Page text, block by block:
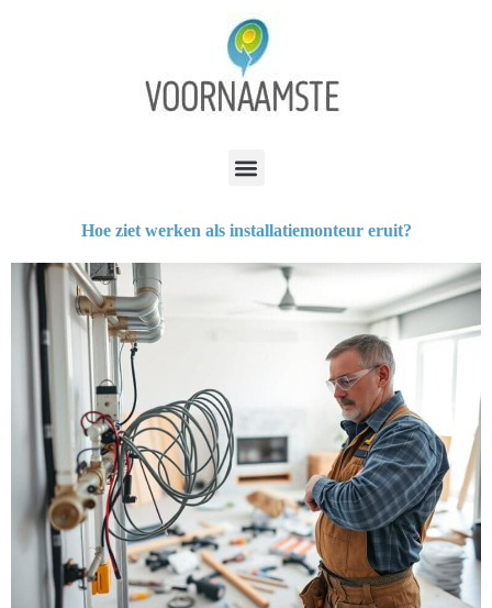
Hoe ziet werken als installatiemonteur eruit?